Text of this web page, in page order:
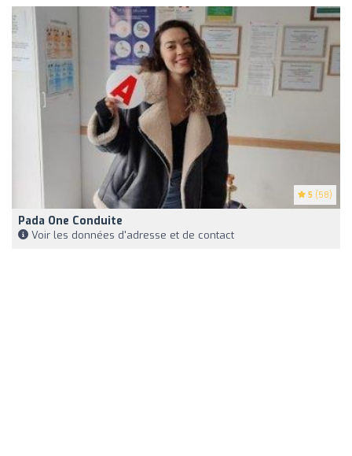
5 (58)
Pada One Conduite
Voir les données d'adresse et de contact